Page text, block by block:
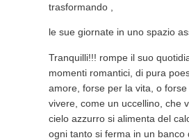
trasformando ,
le sue giornate in uno spazio
Tranquilli!!! rompe il suo
momenti romantici, di pura
amore, forse per la vita, o
vivere, come un uccellino, che
cielo azzurro si alimenta del
ogni tanto si ferma in un banco